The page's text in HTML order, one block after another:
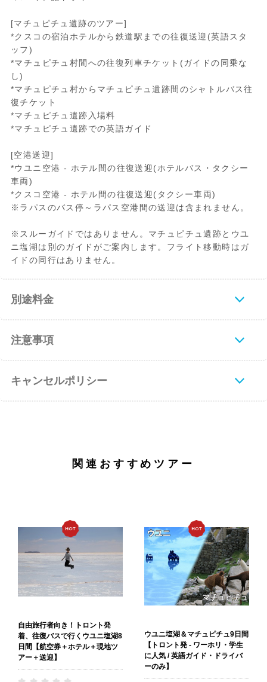
[マチュピチュ遺跡のツアー]
*クスコの宿泊ホテルから鉄道駅までの往復送迎(英語スタ
ッフ)
*マチュピチュ村間への往復列車チケット(ガイドの同乗な
し)
*マチュピチュ村からマチュピチュ遺跡間のシャトルバス往
復チケット
*マチュピチュ遺跡入場料
*マチュピチュ遺跡での英語ガイド
[空港送迎]
*ウユニ空港 - ホテル間の往復送迎(ホテルバス・タクシー
車両)
*クスコ空港 - ホテル間の往復送迎(タクシー車両)
※ラパスのバス停～ラパス空港間の送迎は含まれません。
※スルーガイドではありません。マチュピチュ遺跡とウユ
ニ塩湖は別のガイドがご案内します。フライト移動時はガ
イドの同行はありません。
別途料金
注意事項
キャンセルポリシー
関連おすすめツアー
自由旅行者向き！トロント発
着、往復バスで行くウユニ塩湖8
日間【航空券＋ホテル＋現地ツ
アー＋送迎】
ウユニ塩湖＆マチュピチュ9日間
【トロント発 - ワーホリ・学生
に人気 / 英語ガイド・ドライバ
ーのみ】